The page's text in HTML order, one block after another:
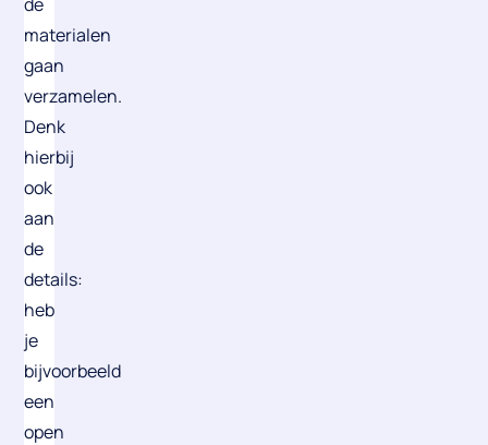
materialen
gaan
verzamelen.
Denk
hierbij
ook
aan
de
details:
heb
je
bijvoorbeeld
een
open